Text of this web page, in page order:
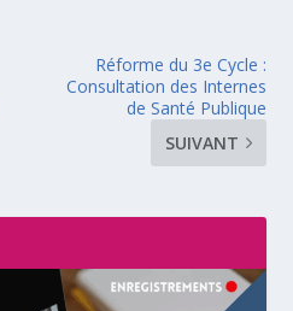
Réforme du 3e Cycle :
Consultation des Internes
de Santé Publique
SUIVANT